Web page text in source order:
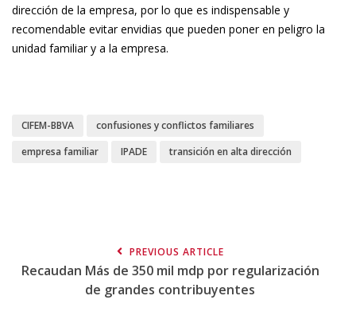
dirección de la empresa, por lo que es indispensable y
recomendable evitar envidias que pueden poner en peligro la
unidad familiar y a la empresa.
CIFEM-BBVA
confusiones y conflictos familiares
empresa familiar
IPADE transición en alta dirección
PREVIOUS ARTICLE
Recaudan Más de 350 mil mdp por regularización
de grandes contribuyentes